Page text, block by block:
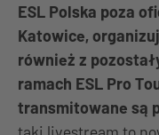
ESL Polska poza
Katowice,
również z
ramach ESL Pro
transmitowane są
taki livestream to